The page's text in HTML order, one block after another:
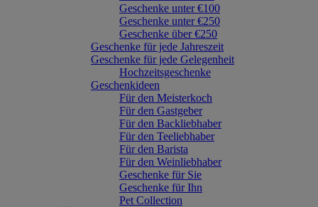
Geschenke unter €100
Geschenke unter €250
Geschenke über €250
Geschenke für jede Jahreszeit
Geschenke für jede Gelegenheit
Hochzeitsgeschenke
Geschenkideen
Für den Meisterkoch
Für den Gastgeber
Für den Backliebhaber
Für den Teeliebhaber
Für den Barista
Für den Weinliebhaber
Geschenke für Sie
Geschenke für Ihn
Pet Collection